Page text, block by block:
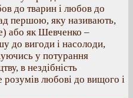
до тварин і любов до
першою, яку називають,
або як Шевченко –
до вигоди і насолоди,
у потурання
в нездібність
розумів любові до вищого і